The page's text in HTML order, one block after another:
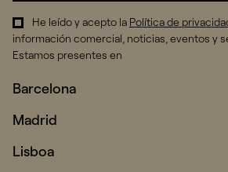
He leído y acepto la Política de
información comercial, noticias, eventos y
Estamos presentes en
Barcelona
Madrid
Lisboa